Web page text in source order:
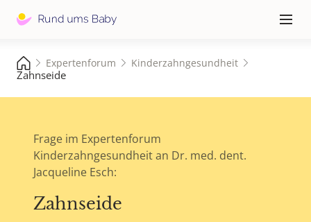
≡
Expertenforum Kinderzahngesundheit
Zahnseide
Frage im Expertenforum
Kinderzahngesundheit an Dr. med. dent.
Jacqueline Esch:
Zahnseide